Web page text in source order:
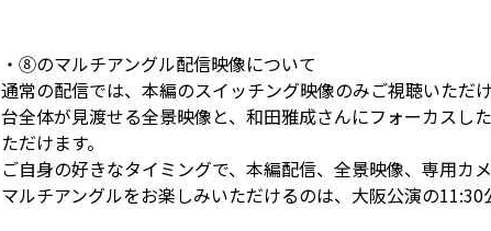
・⑧のマルチアングル配信映像について
通常の配信では、本編のスイッチング映像のみご視聴いた
台全体が見渡せる全景映像と、和田雅成さんにフォーカスし
ただけます。
ご自身の好きなタイミングで、本編配信、全景映像、専用カ
マルチアングルをお楽しみいただけるのは、大阪公演の11:30